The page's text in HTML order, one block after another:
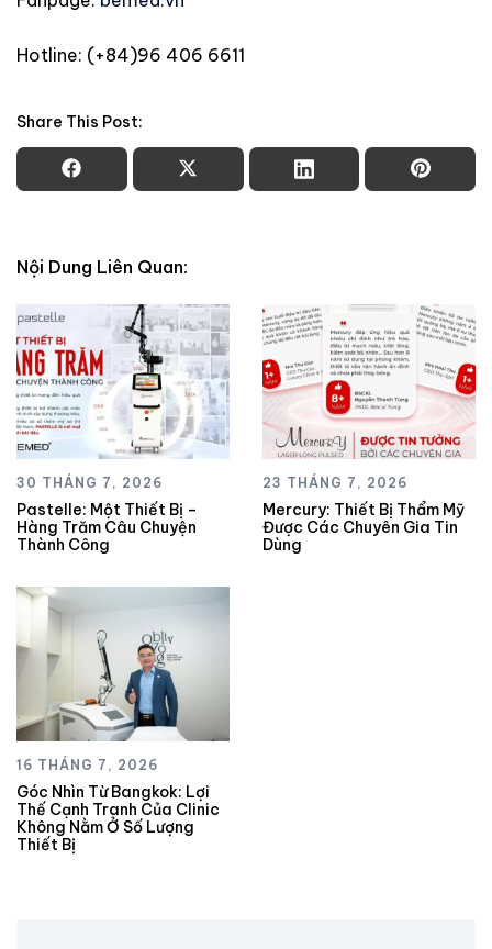
Hotline: (+84)96 406 6611
Share This Post:
Nội Dung Liên Quan:
30 THÁNG 7, 2026
Pastelle: Một Thiết Bị –
Hàng Trăm Câu Chuyện
Thành Công
23 THÁNG 7, 2026
Mercury: Thiết Bị Thẩm Mỹ
Được Các Chuyên Gia Tin
Dùng
16 THÁNG 7, 2026
Góc Nhìn Từ Bangkok: Lợi
Thế Cạnh Tranh Của Clinic
Không Nằm Ở Số Lượng
Thiết Bị